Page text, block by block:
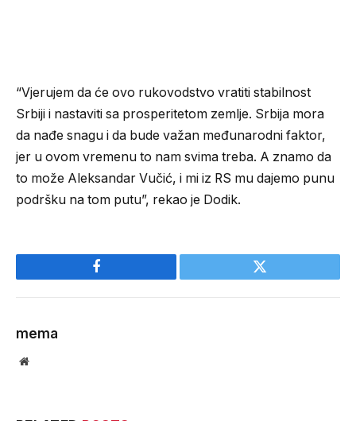
“Vjerujem da će ovo rukovodstvo vratiti stabilnost
Srbiji i nastaviti sa prosperitetom zemlje. Srbija mora
da nađe snagu i da bude važan međunarodni faktor,
jer u ovom vremenu to nam svima treba. A znamo da
to može Aleksandar Vučić, i mi iz RS mu dajemo punu
podršku na tom putu”, rekao je Dodik.
Facebook Twitter
mema
Website